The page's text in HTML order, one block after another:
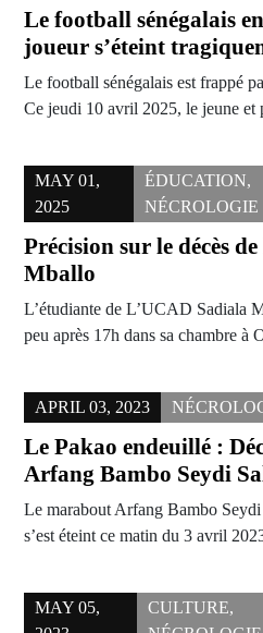
Le football sénégalais
joueur s’éteint
Le football sénégalais est frappé
Ce jeudi 10 avril 2025, le jeune
MAY 01,
2025
ÉDUCATION,
NÉCROLOGIE
Précision sur le décès
Mballo
L’étudiante de L’UCAD Sadiala
peu après 17h dans sa chambre
APRIL 03, 2023
Le Pakao endeuillé :
Arfang Bambo Seydi
Le marabout Arfang Bambo
s’est éteint ce matin du 3 avril
MAY 05,
CULTURE,